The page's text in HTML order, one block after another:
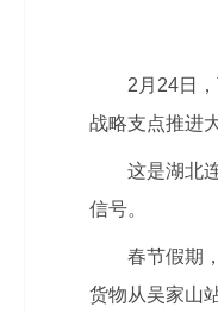
2月24日
战略支点推进
这是湖北
信号。
春节假期
货物从吴家山